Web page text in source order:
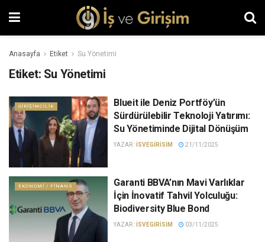
Anasayfa Etiket Su Yönetimi
Etiket: Su Yönetimi
GIRIŞIMCILIK
Blueit ile Deniz Portföy’ün
Sürdürülebilir Teknoloji Yatırımı:
Su Yönetiminde Dijital Dönüşüm
YAZAR :ISVEGIRISIM 21/11/2025
EKONOMI / FINANS
Garanti BBVA’nın Mavi Varlıklar
İçin İnovatif Tahvil Yolculuğu:
Biodiversity Blue Bond
YAZAR :ISVEGIRISIM 03/11/2025